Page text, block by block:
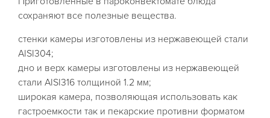
сохраняют все полезные вещества.
стенки камеры изготовлены из нержавеющей стали
AISI304;
дно и верх камеры изготовлены из нержавеющей
стали AISI316 толщиной 1.2 мм;
широкая камера, позволяющая использовать как
гастроемкости так и пекарские противни форматом